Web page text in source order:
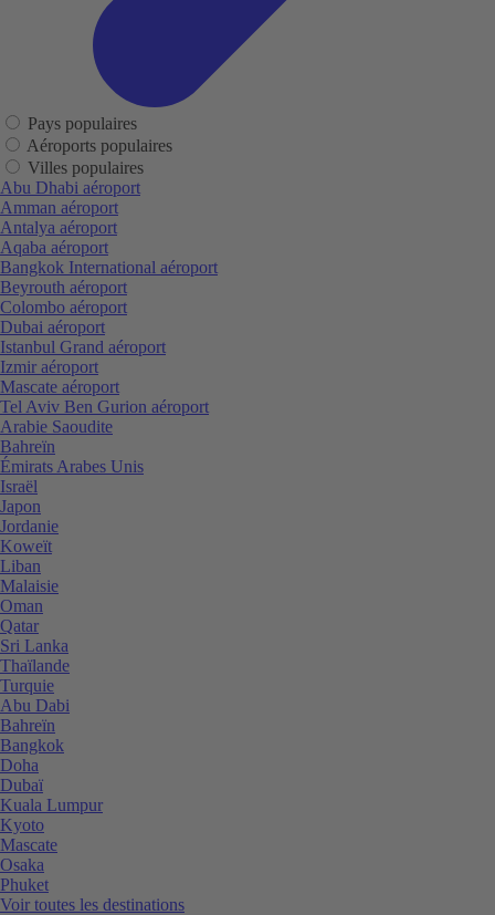
Pays populaires
Aéroports populaires
Villes populaires
Abu Dhabi aéroport
Amman aéroport
Antalya aéroport
Aqaba aéroport
Bangkok International aéroport
Beyrouth aéroport
Colombo aéroport
Dubai aéroport
Istanbul Grand aéroport
Izmir aéroport
Mascate aéroport
Tel Aviv Ben Gurion aéroport
Arabie Saoudite
Bahreïn
Émirats Arabes Unis
Israël
Japon
Jordanie
Koweït
Liban
Malaisie
Oman
Qatar
Sri Lanka
Thaïlande
Turquie
Abu Dabi
Bahreïn
Bangkok
Doha
Dubaï
Kuala Lumpur
Kyoto
Mascate
Osaka
Phuket
Voir toutes les destinations